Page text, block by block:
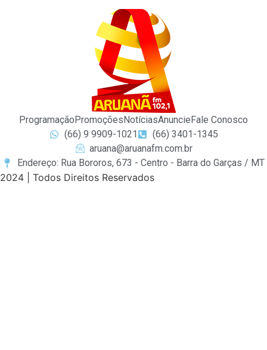
ProgramaçãoPromoçõesNotíciasAnuncieFale Conosco
(66) 9 9909-1021
(66) 3401-1345
aruana@aruanafm.com.br
Endereço: Rua Bororos, 673 - Centro - Barra do Garças / MT
2024 | Todos Direitos Reservados